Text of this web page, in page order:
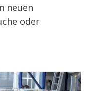
neuen
oder